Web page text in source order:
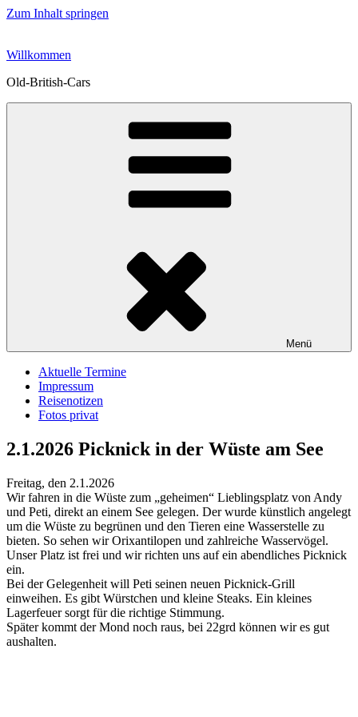
Zum Inhalt springen
Willkommen
Old-British-Cars
Menü
Aktuelle Termine
Impressum
Reisenotizen
Fotos privat
2.1.2026 Picknick in der Wüste am See
Freitag, den 2.1.2026
Wir fahren in die Wüste zum „geheimen“ Lieblingsplatz von Andy
und Peti, direkt an einem See gelegen. Der wurde künstlich angelegt
um die Wüste zu begrünen und den Tieren eine Wasserstelle zu
bieten. So sehen wir Orixantilopen und zahlreiche Wasservögel.
Unser Platz ist frei und wir richten uns auf ein abendliches Picknick
ein.
Bei der Gelegenheit will Peti seinen neuen Picknick-Grill
einweihen. Es gibt Würstchen und kleine Steaks. Ein kleines
Lagerfeuer sorgt für die richtige Stimmung.
Später kommt der Mond noch raus, bei 22grd können wir es gut
aushalten.